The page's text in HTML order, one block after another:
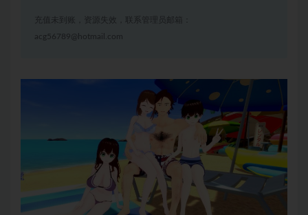
充值未到账，资源失效，联系管理员邮箱：
acg56789@hotmail.com